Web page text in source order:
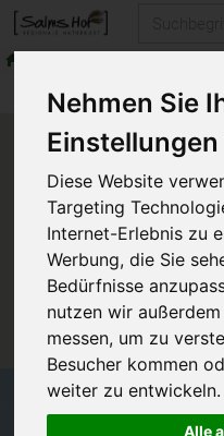
Nehmen Sie
Diese Website
Targeting
Internet-Erlebnis zu
Werbung, die Sie
Bedürfnisse
nutzen wir
messen, um zu
Besucher kommen
weiter zu entwickeln.
Alle
Produkte
Produkt "Men
Spray" nicht
Das von Ihnen gesuchte
nicht verfügbar.